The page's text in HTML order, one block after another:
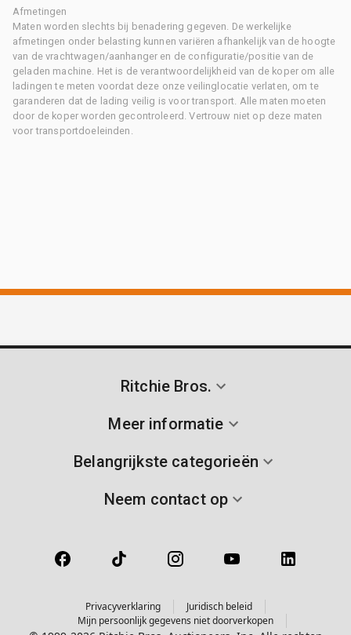
Afmetingen
Maten worden slechts bij benadering gegeven. De werkelijke
afmetingen onder belasting kunnen variëren afhankelijk van de hoogte
van de vrachtwagen/aanhanger en de configuratie/positie van de
geladen machine. Het is de verantwoordelijkheid van de koper om alle
ladingen te meten voordat deze onze veilinglocatie verlaten, om te
garanderen dat de lading veilig is voor transport. Alle maten moeten
door de koper worden gecontroleerd. Vertrouw niet op deze maten
voor transportdoeleinden.
Ritchie Bros.
Meer informatie
Belangrijkste categorieën
Neem contact op
Privacyverklaring
Juridisch beleid
Mijn persoonlijk gegevens niet doorverkopen